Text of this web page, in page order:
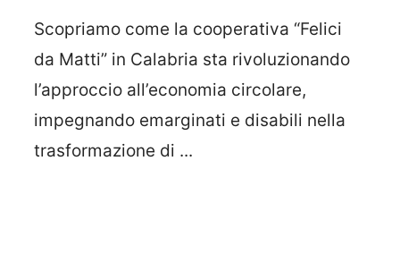
Scopriamo come la cooperativa “Felici
da Matti” in Calabria sta rivoluzionando
l’approccio all’economia circolare,
impegnando emarginati e disabili nella
trasformazione di ...